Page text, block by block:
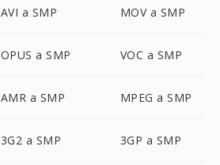
AVI a SMP MOV a SMP
OPUS a SMP VOC a SMP
AMR a SMP MPEG a SMP
3G2 a SMP 3GP a SMP